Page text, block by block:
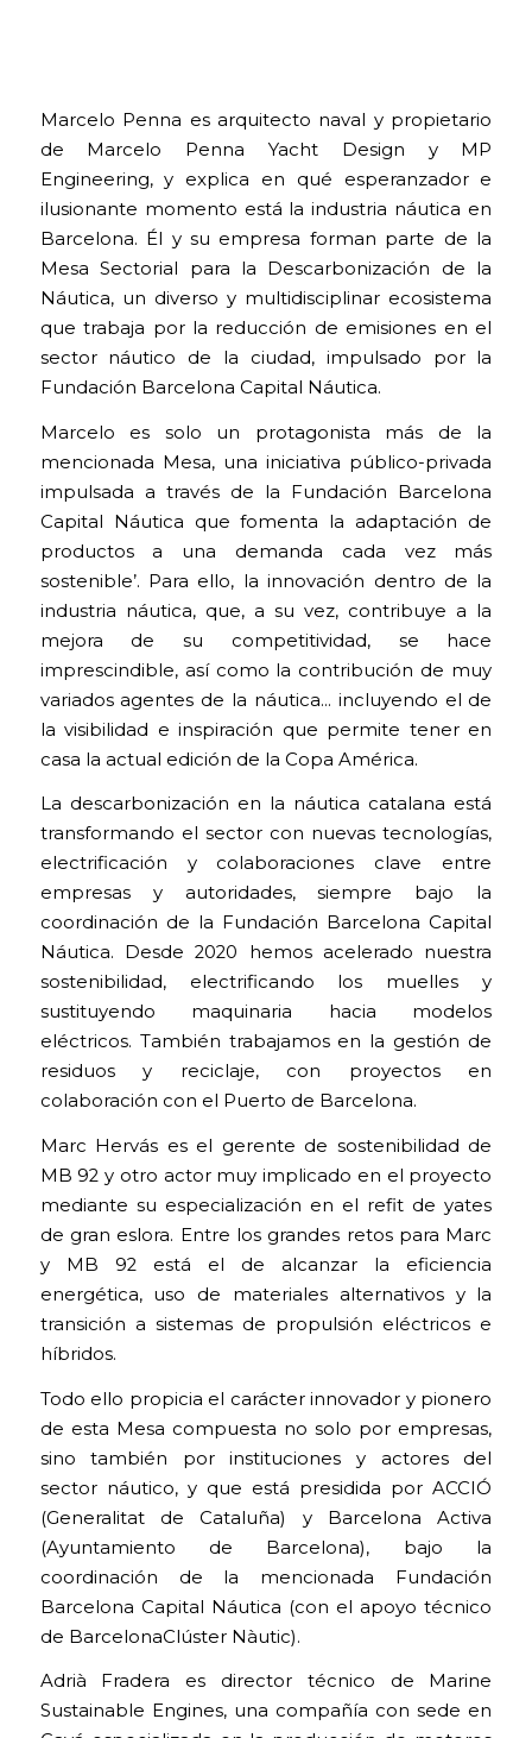
Marcelo Penna es arquitecto naval y propietario
de Marcelo Penna Yacht Design y MP
Engineering, y explica en qué esperanzador e
ilusionante momento está la industria náutica en
Barcelona. Él y su empresa forman parte de la
Mesa Sectorial para la Descarbonización de la
Náutica, un diverso y multidisciplinar ecosistema
que trabaja por la reducción de emisiones en el
sector náutico de la ciudad, impulsado por la
Fundación Barcelona Capital Náutica.
Marcelo es solo un protagonista más de la
mencionada Mesa, una iniciativa público-privada
impulsada a través de la Fundación Barcelona
Capital Náutica que fomenta la adaptación de
productos a una demanda cada vez más
sostenible’. Para ello, la innovación dentro de la
industria náutica, que, a su vez, contribuye a la
mejora de su competitividad, se hace
imprescindible, así como la contribución de muy
variados agentes de la náutica… incluyendo el de
la visibilidad e inspiración que permite tener en
casa la actual edición de la Copa América.
La descarbonización en la náutica catalana está
transformando el sector con nuevas tecnologías,
electrificación y colaboraciones clave entre
empresas y autoridades, siempre bajo la
coordinación de la Fundación Barcelona Capital
Náutica. Desde 2020 hemos acelerado nuestra
sostenibilidad, electrificando los muelles y
sustituyendo maquinaria hacia modelos
eléctricos. También trabajamos en la gestión de
residuos y reciclaje, con proyectos en
colaboración con el Puerto de Barcelona.
Marc Hervás es el gerente de sostenibilidad de
MB 92 y otro actor muy implicado en el proyecto
mediante su especialización en el refit de yates
de gran eslora. Entre los grandes retos para Marc
y MB 92 está el de alcanzar la eficiencia
energética, uso de materiales alternativos y la
transición a sistemas de propulsión eléctricos e
híbridos.
Todo ello propicia el carácter innovador y pionero
de esta Mesa compuesta no solo por empresas,
sino también por instituciones y actores del
sector náutico, y que está presidida por ACCIÓ
(Generalitat de Cataluña) y Barcelona Activa
(Ayuntamiento de Barcelona), bajo la
coordinación de la mencionada Fundación
Barcelona Capital Náutica (con el apoyo técnico
de BarcelonaClúster Nàutic).
Adrià Fradera es director técnico de Marine
Sustainable Engines, una compañía con sede en